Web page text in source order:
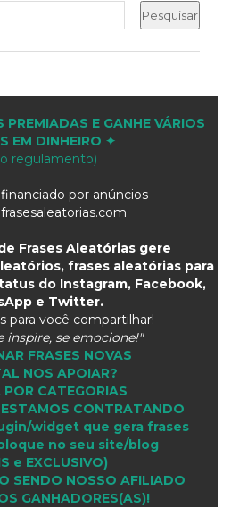
PREMIADAS E GANHE VÁRIOS
EM DINHEIRO ✦
regulamento)
por anúncios
Frases Aleatórias gere
frases aleatórias para
do Instagram, Facebook,
e Twitter.
para você compartilhar!
inspire, se emocione!"
FRASES NOVAS
NOS APOIAR?
CATEGORIAS
CONTRATANDO
widget que gera frases
no seu site/blog
e EXCLUSIVO)
SENDO NOSSO AFILIADO
GANHADORES(AS)!